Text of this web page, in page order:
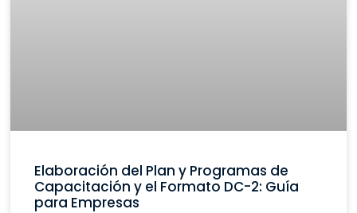
Elaboración del Plan y Programas de
Capacitación y el Formato DC-2: Guía
para Empresas